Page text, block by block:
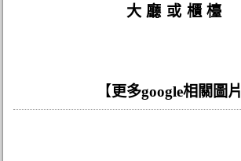
大廳或櫃檯
【更多google相關圖片